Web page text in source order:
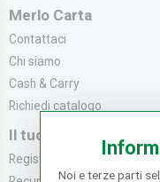
Merlo Carta
Contattaci
Chi siamo
Cash & Carry
Richiedi catalogo
Il tuo Account
Registrati
Noi e terze parti